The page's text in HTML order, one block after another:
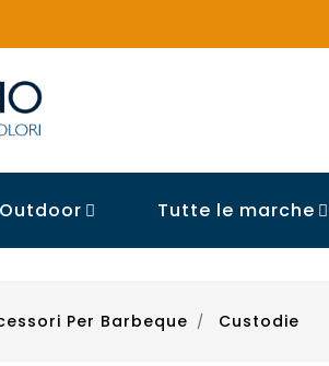

Outdoor 
Tutte le marche
Per Barbeque Custodie